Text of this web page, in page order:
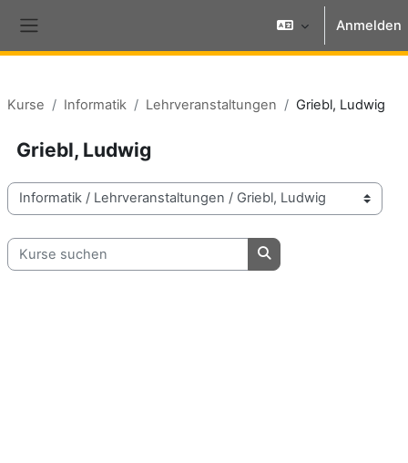
Anmelden
Kurse Informatik Lehrveranstaltungen Griebl, Ludwig
Griebl, Ludwig
Kursbereiche
Kurse suchen
Kurse suchen